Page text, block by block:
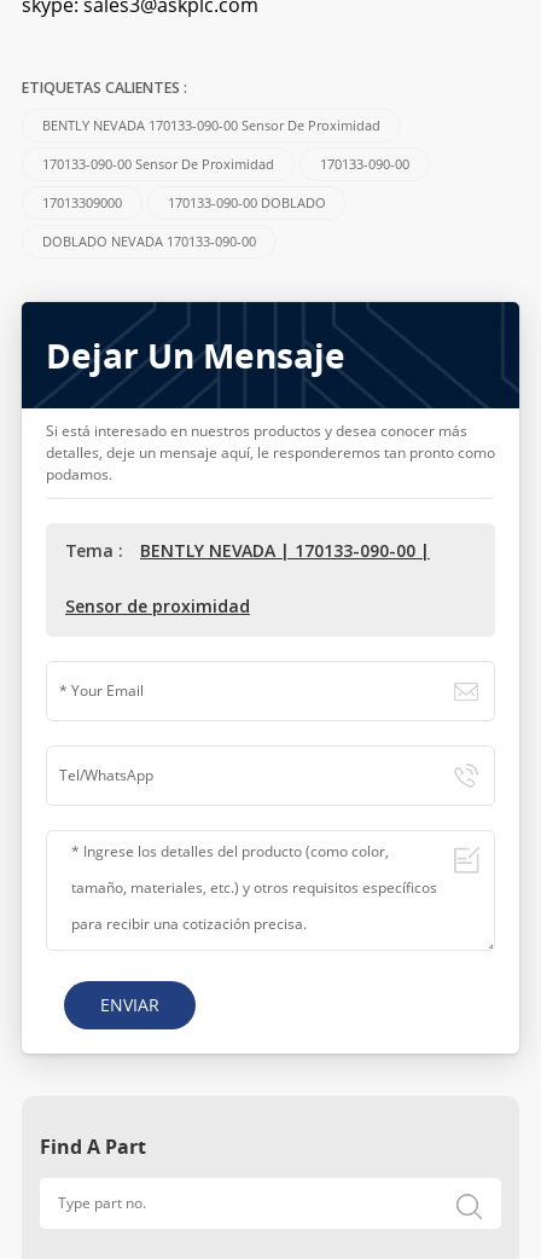
ETIQUETAS CALIENTES :
BENTLY NEVADA 170133-090-00 Sensor De Proximidad
170133-090-00 Sensor De Proximidad 170133-090-00
17013309000 170133-090-00 DOBLADO
DOBLADO NEVADA 170133-090-00
Dejar Un Mensaje
Si está interesado en nuestros productos y desea conocer más
detalles, deje un mensaje aquí, le responderemos tan pronto como
podamos.
Tema : BENTLY NEVADA | 170133-090-00 |
Sensor de proximidad
ENVIAR
Find A Part